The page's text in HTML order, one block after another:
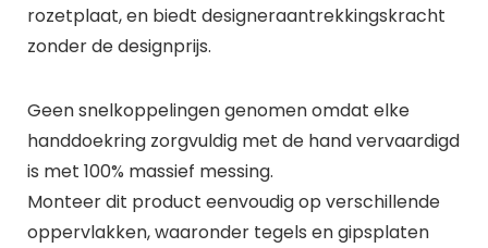
rozetplaat, en biedt designeraantrekkingskracht
zonder de designprijs.
Geen snelkoppelingen genomen omdat elke
handdoekring zorgvuldig met de hand vervaardigd
is met 100% massief messing.
Monteer dit product eenvoudig op verschillende
oppervlakken, waaronder tegels en gipsplaten